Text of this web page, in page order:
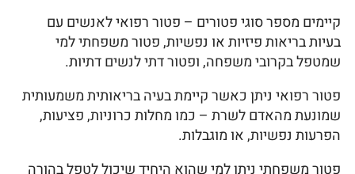
קיימים מספר סוגי פטורים – פטור רפואי לאנשים עם
בעיות בריאות פיזיות או נפשיות, פטור משפחתי למי
שמטפל בקרובי משפחה, ופטור דתי לנשים דתיות.
פטור רפואי ניתן כאשר קיימת בעיה בריאותית משמעותית
שמונעת מהאדם לשרת – כמו מחלות כרוניות, פציעות,
הפרעות נפשיות, או מוגבלות.
פטור משפחתי ניתן למי שהוא היחיד שיכול לטפל בהורה